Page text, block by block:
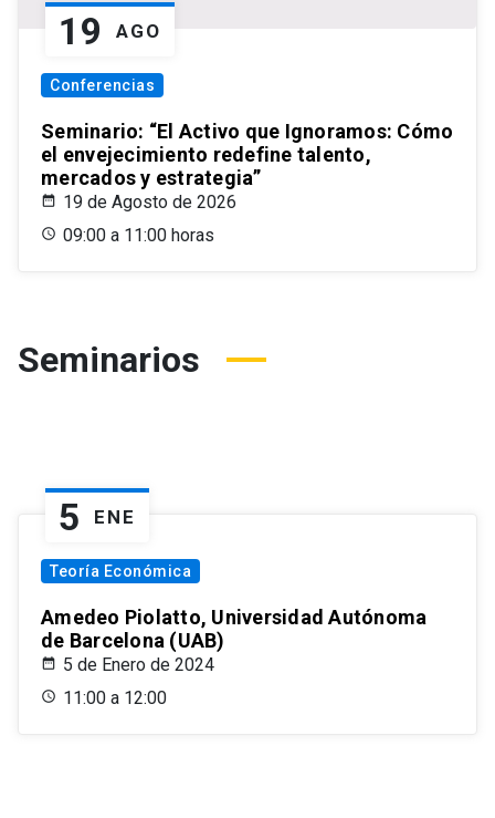
19 AGO
Conferencias
Seminario: “El Activo que Ignoramos: Cómo
el envejecimiento redefine talento,
mercados y estrategia”
19 de Agosto de 2026
09:00 a 11:00 horas
Seminarios
5 ENE
Teoría Económica
Amedeo Piolatto, Universidad Autónoma
de Barcelona (UAB)
5 de Enero de 2024
11:00 a 12:00